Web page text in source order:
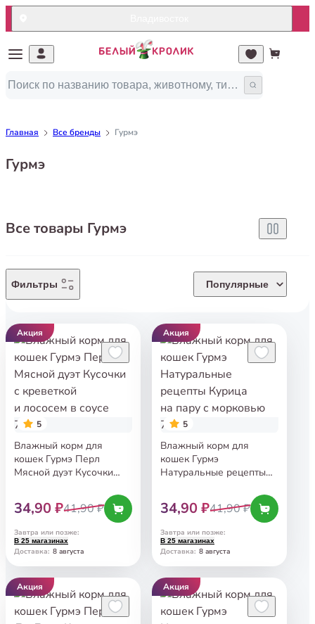
Главная Все бренды Гурмэ
Гурмэ
Все товары Гурмэ
Фильтры Популярные
Акция
5
Влажный корм для
кошек Гурмэ Перл
Мясной дуэт Кусочки
в соусе 75 г
34,90 ₽41,90 ₽
Завтра или позже:
В 25 магазинах
Доставка: 8 августа
Акция
5
Влажный корм для
кошек Гурмэ
Натуральные рецепты
с морковью 75 г
34,90 ₽41,90 ₽
Завтра или позже:
В 25 магазинах
Доставка: 8 августа
Акция Акция